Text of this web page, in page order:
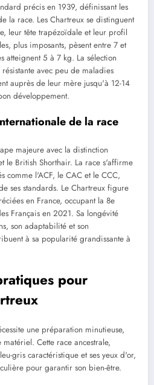
précis en 1939, définissant les
la race. Les Chartreux se distinguent
leur tête trapézoïdale et leur profil
plus imposants, pèsent entre 7 et
atteignent 5 à 7 kg. La sélection
avec peu de maladies
auprès de leur mère jusqu'à 12-14
développement.
de la race
majeure avec la distinction
le British Shorthair. La race s'affirme
comme l'ACF, le CAC et le CCC,
ses standards. Le Chartreux figure
en France, occupant la 8e
Français en 2021. Sa longévité
son adaptabilité et son
à sa popularité grandissante à
pour
une préparation minutieuse,
Cette race ancestrale,
gris caractéristique et ses yeux d'or,
pour garantir son bien-être.